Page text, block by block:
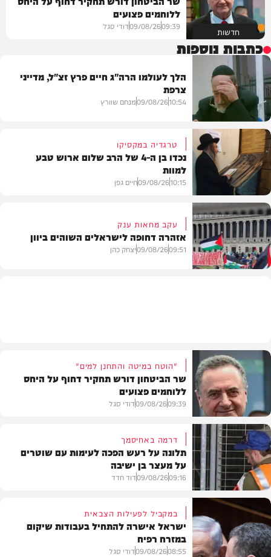
חדשות
ללוחמים פצועים
09:39
09/08/26דודי סגל
כתבות נוספות
חדשות
הלך לעולמו הרה"ג חיים פרץ זצ"ל, מדייני
צרפת
10:54
09/08/26מנחם שוורץ
חדשות
טרגדיה במקסיקו
נכדו בן ה-4 של הרב שלום ארוש טבע
למוות
10:15
09/08/26חיים גפן
עקב מחאות ענק
אזהרה דחופה לישראלים השוהים ביוון
09:51
09/08/26יצחק כהן
חדשות
"הוטח במיטה והתחנן למים"
שר הביטחון דורש תחקיר דחוף על היחס
ללוחמים פצועים
09:39
09/08/26דודי סגל
חרדים
דרמה באחיסמך
תלונה על רעש הפכה לעימות עם שוטרים
על מעצר בן ישיבה
09:16
09/08/26דוד חדד
במקביל לפעילות הצבאית
ישראל אישרה להתחיל בעבודות שיקום
במזרח רפיח
08:55
09/08/26דודי סגל